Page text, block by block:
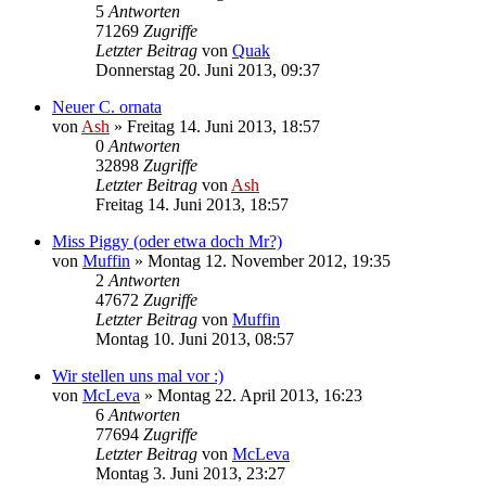
5 Antworten
71269 Zugriffe
Letzter Beitrag von Quak
Donnerstag 20. Juni 2013, 09:37
Neuer C. ornata
von Ash » Freitag 14. Juni 2013, 18:57
0 Antworten
32898 Zugriffe
Letzter Beitrag von Ash
Freitag 14. Juni 2013, 18:57
Miss Piggy (oder etwa doch Mr?)
von Muffin » Montag 12. November 2012, 19:35
2 Antworten
47672 Zugriffe
Letzter Beitrag von Muffin
Montag 10. Juni 2013, 08:57
Wir stellen uns mal vor :)
von McLeva » Montag 22. April 2013, 16:23
6 Antworten
77694 Zugriffe
Letzter Beitrag von McLeva
Montag 3. Juni 2013, 23:27